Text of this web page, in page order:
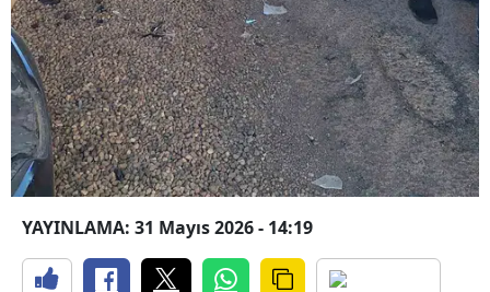
YAYINLAMA: 31 Mayıs 2026 - 14:19